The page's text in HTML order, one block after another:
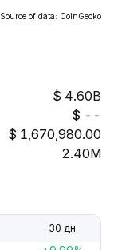
Source of data: CoinGecko
4.60B
--
1,670,980.00
2.40M
30 дн.